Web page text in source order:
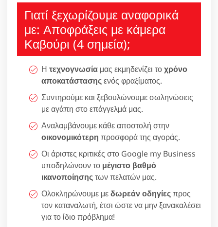
Γιατί ξεχωρίζουμε αναφορικά
με: Αποφράξεις με κάμερα
Καβούρι (4 σημεία);
Η τεχνογνωσία μας εκμηδενίζει τοχρόνο
αποκατάστασηςενός φραξίματος.
Συντηρούμε και ξεβουλώνουμε σωληνώσεις
με αγάπη στο επάγγελμά μας.
Αναλαμβάνουμε κάθε αποστολή στην
οικονομικότερη προσφορά της αγοράς.
Οι άριστες κριτικές στο Google my Business
υποδηλώνουν το μέγιστο βαθμό
ικανοποίησηςτων πελατών μας.
Ολοκληρώνουμε μεδωρεάν οδηγίεςπρος
τον καταναλωτή, έτσι ώστε να μην ξανακαλέσει
για το ίδιο πρόβλημα!